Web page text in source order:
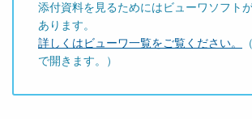
添付資料を見るためにはビューワソフト
あります。
詳しくはビューワ一覧をご覧ください。
で開きます。）